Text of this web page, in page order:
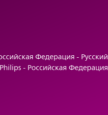
Федерация - Русский
- Российская Федерация